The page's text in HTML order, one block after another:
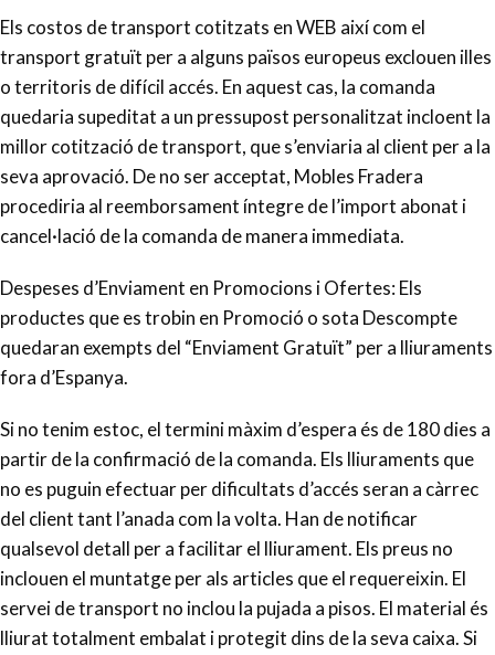
Els costos de transport cotitzats en WEB així com el
transport gratuït per a alguns països europeus exclouen illes
o territoris de difícil accés. En aquest cas, la comanda
quedaria supeditat a un pressupost personalitzat incloent la
millor cotització de transport, que s’enviaria al client per a la
seva aprovació. De no ser acceptat, Mobles Fradera
procediria al reemborsament íntegre de l’import abonat i
cancel·lació de la comanda de manera immediata.
Despeses d’Enviament en Promocions i Ofertes: Els
productes que es trobin en Promoció o sota Descompte
quedaran exempts del “Enviament Gratuït” per a lliuraments
fora d’Espanya.
Si no tenim estoc, el termini màxim d’espera és de 180 dies a
partir de la confirmació de la comanda. Els lliuraments que
no es puguin efectuar per dificultats d’accés seran a càrrec
del client tant l’anada com la volta. Han de notificar
qualsevol detall per a facilitar el lliurament. Els preus no
inclouen el muntatge per als articles que el requereixin. El
servei de transport no inclou la pujada a pisos. El material és
lliurat totalment embalat i protegit dins de la seva caixa. Si